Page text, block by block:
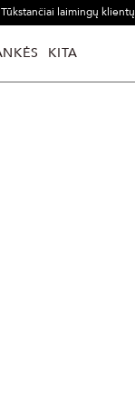
Tūkstančiai laimingų klientų
KITA